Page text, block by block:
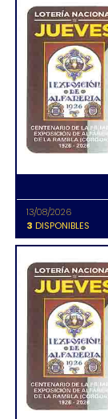
13/08/2026
3 DISPONIBLES